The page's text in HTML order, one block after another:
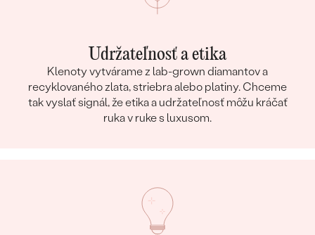
Udržateľnosť a etika
Klenoty vytvárame z lab-grown diamantov a
recyklovaného zlata, striebra alebo platiny. Chceme
tak vyslať signál, že etika a udržateľnosť môžu kráčať
ruka v ruke s luxusom.